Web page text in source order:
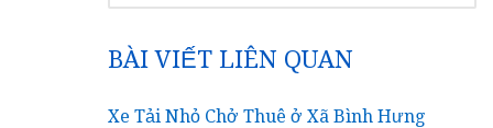
BÀI VIẾT LIÊN QUAN
Xe Tải Nhỏ Chở Thuê ở Xã Bình Hưng